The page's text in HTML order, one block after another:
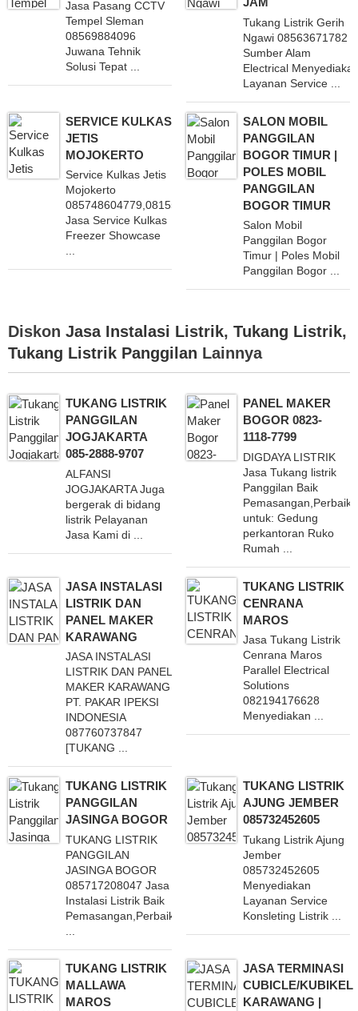
Jasa Pasang CCTV
Tempel Sleman
08569884096
Juwana Tehnik
Solusi Tepat ...
Tukang Listrik Gerih
Ngawi 08563671782
Sumber Alam
Electrical
Layanan Service ...
SERVICE KULKAS
JETIS
MOJOKERTO
Service Kulkas Jetis
Mojokerto
085748604779,081555451864 Menerima
Jasa Service Kulkas
Freezer Showcase
SALON MOBIL
PANGGILAN
BOGOR TIMUR |
POLES MOBIL
PANGGILAN
BOGOR TIMUR
Salon Mobil
Panggilan Bogor
Timur | Poles Mobil
Panggilan Bogor ...
Diskon Jasa Instalasi Listrik, Tukang Listrik,
Tukang Listrik Panggilan Lainnya
TUKANG LISTRIK
PANGGILAN
JOGJAKARTA
085-2888-9707
ALFANSI
JOGJAKARTA Juga
bergerak di bidang
listrik Pelayanan
Jasa Kami di ...
PANEL MAKER
BOGOR 0823-
1118-7799
DIGDAYA LISTRIK
Jasa Tukang listrik
Panggilan Baik
untuk: Gedung
perkantoran Ruko
Rumah ...
JASA INSTALASI
LISTRIK DAN
PANEL MAKER
KARAWANG
JASA INSTALASI
LISTRIK DAN PANEL
MAKER KARAWANG
PT. PAKAR IPEKSI
INDONESIA
087760737847
[TUKANG ...
TUKANG LISTRIK
CENRANA
MAROS
Jasa Tukang Listrik
Cenrana Maros
Parallel Electrical
Solutions
082194176628
Menyediakan ...
TUKANG LISTRIK
PANGGILAN
JASINGA BOGOR
TUKANG LISTRIK
PANGGILAN
JASINGA BOGOR
085717208047 Jasa
Instalasi Listrik Baik
Pemasangan,Perbaikan,Peremajaan
TUKANG LISTRIK
AJUNG JEMBER
085732452605
Tukang Listrik Ajung
Jember
085732452605
Menyediakan
Layanan Service
Konsleting Listrik ...
TUKANG LISTRIK
MALLAWA
MAROS
JASA TERMINASI
CUBICLE/KUBIKEL
KARAWANG |